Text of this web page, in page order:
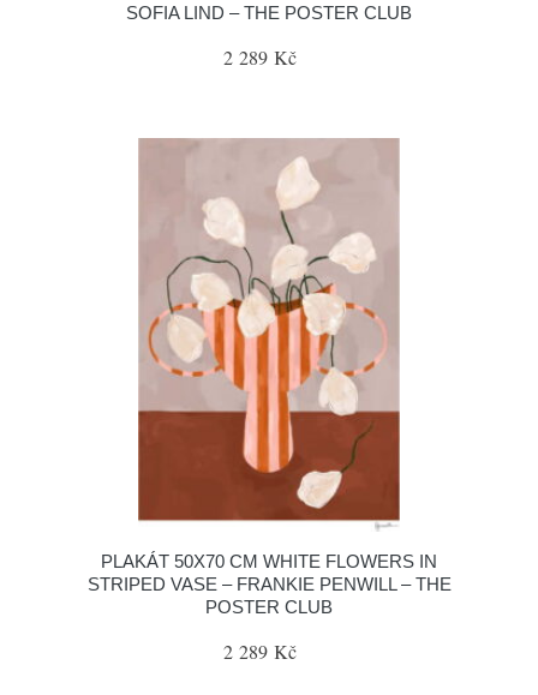
SOFIA LIND – THE POSTER CLUB
2 289 Kč
PLAKÁT 50X70 CM WHITE FLOWERS IN
STRIPED VASE – FRANKIE PENWILL – THE
POSTER CLUB
2 289 Kč